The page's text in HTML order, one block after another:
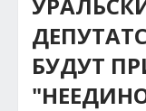
БУДУТ